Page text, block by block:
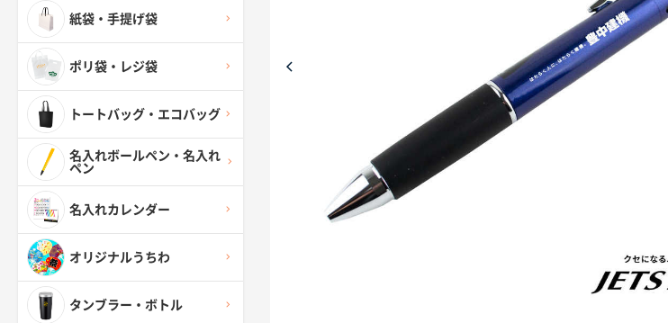
紙袋・手提げ袋
ポリ袋・レジ袋
トートバッグ・エコバッグ
名入れボールペン・名入れ
ペン
名入れカレンダー
オリジナルうちわ
タンブラー・ボトル